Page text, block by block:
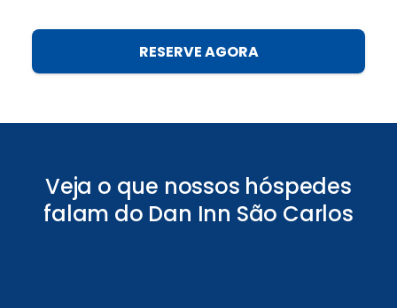
RESERVE AGORA
Veja o que nossos hóspedes
falam do Dan Inn São Carlos